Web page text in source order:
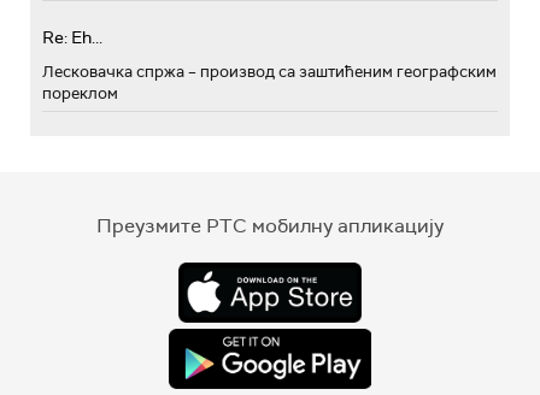
Re: Eh...
Лесковачка спржа – производ са заштићеним географским
пореклом
Преузмите РТС мобилну апликацију